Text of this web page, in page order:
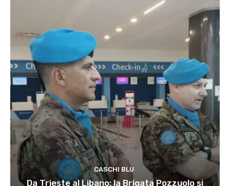
CASCHI BLU
Da Trieste al Libano: la Brigata Pozzuolo si